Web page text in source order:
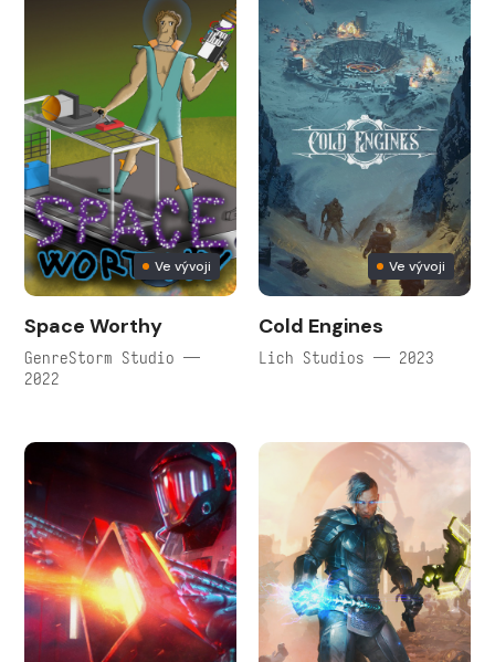
Ve vývoji
Space Worthy
GenreStorm Studio —
2022
Ve vývoji
Cold Engines
Lich Studios — 2023